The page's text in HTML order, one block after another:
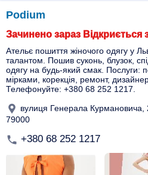
Podium
Зачинено зараз Відкриється
Ательє пошиття жіночого одягу у
талантом. Пошив суконь, блузок,
одягу на будь-який смак. Послуги:
мірками, корекція, ремонт,
Телефонуйте: +380 68 252 1217.
вулиця Генерала Курмановича,
79000
+380 68 252 1217